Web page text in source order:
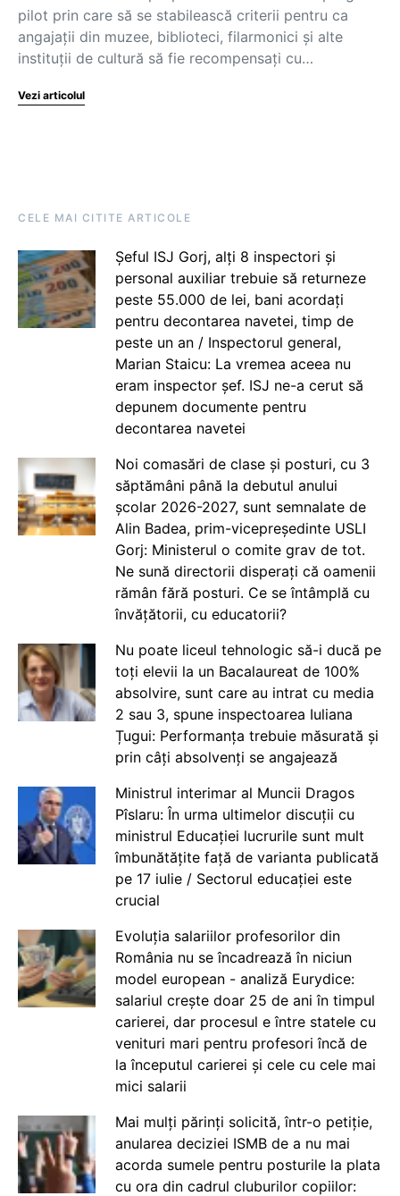
pilot prin care să se stabilească criterii pentru ca
angajații din muzee, biblioteci, filarmonici și alte
instituții de cultură să fie recompensați cu…
Vezi articolul
CELE MAI CITITE ARTICOLE
Șeful ISJ Gorj, alți 8 inspectori și
personal auxiliar trebuie să returneze
peste 55.000 de lei, bani acordați
pentru decontarea navetei, timp de
peste un an / Inspectorul general,
Marian Staicu: La vremea aceea nu
eram inspector șef. ISJ ne-a cerut să
depunem documente pentru
decontarea navetei
Noi comasări de clase și posturi, cu 3
săptămâni până la debutul anului
școlar 2026-2027, sunt semnalate de
Alin Badea, prim-vicepreședinte USLI
Gorj: Ministerul o comite grav de tot.
Ne sună directorii disperați că oamenii
rămân fără posturi. Ce se întâmplă cu
învățătorii, cu educatorii?
Nu poate liceul tehnologic să-i ducă pe
toți elevii la un Bacalaureat de 100%
absolvire, sunt care au intrat cu media
2 sau 3, spune inspectoarea Iuliana
Țugui: Performanța trebuie măsurată și
prin câți absolvenți se angajează
Ministrul interimar al Muncii Dragos
Pîslaru: În urma ultimelor discuții cu
ministrul Educației lucrurile sunt mult
îmbunătățite față de varianta publicată
pe 17 iulie / Sectorul educației este
crucial
Evoluția salariilor profesorilor din
România nu se încadrează în niciun
model european - analiză Eurydice:
salariul crește doar 25 de ani în timpul
carierei, dar procesul e între statele cu
venituri mari pentru profesori încă de
la începutul carierei și cele cu cele mai
mici salarii
Mai mulți părinți solicită, într-o petiție,
anularea deciziei ISMB de a nu mai
acorda sumele pentru posturile la plata
cu ora din cadrul cluburilor copiilor: